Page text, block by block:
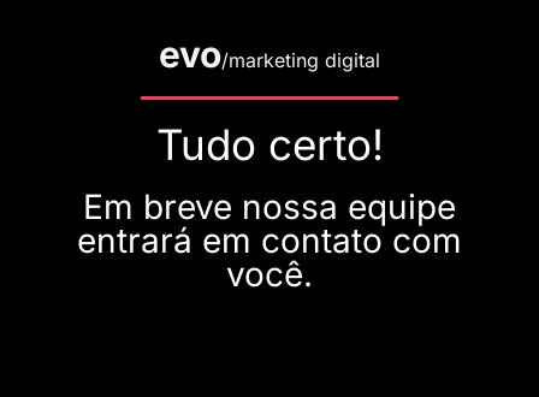
evo/marketing digital
Tudo certo!
Em breve nossa equipe
entrará em contato com
você.